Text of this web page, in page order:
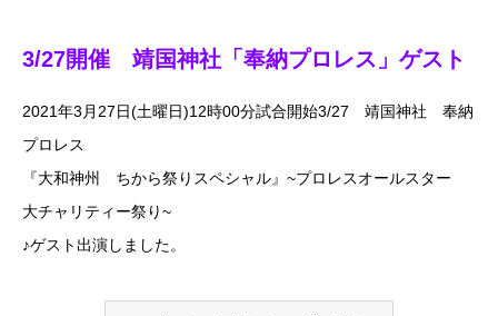
3/27開催 靖国神社「奉納プロレス」ゲスト
2021年3月27日(土曜日)12時00分試合開始3/27 靖国神社 奉納
プロレス
『大和神州 ちから祭りスペシャル』~プロレスオールスター
大チャリティー祭り~
♪ゲスト出演しました。